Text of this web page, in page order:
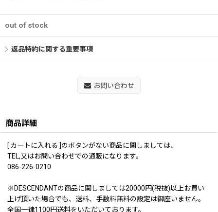
out of stock
返品特約に関する重要事項
お問い合わせ
商品詳細
[ カートに入れる ]のボタンがない商品に関しましては、
TEL,又はお問い合わせでの通販になります。
086-226-0210
※DESCENDANTの商品に関しましては20000円(税抜)以上お買い
上げ頂いた場合でも、送料、手数料無料の設定は御座いません。
全国一律1100円送料をいただいております。